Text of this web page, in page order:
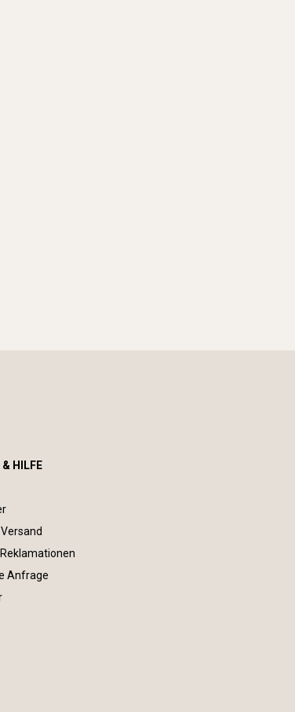
& HILFE
Anfrage